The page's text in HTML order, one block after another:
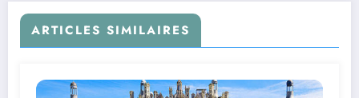
ARTICLES SIMILAIRES